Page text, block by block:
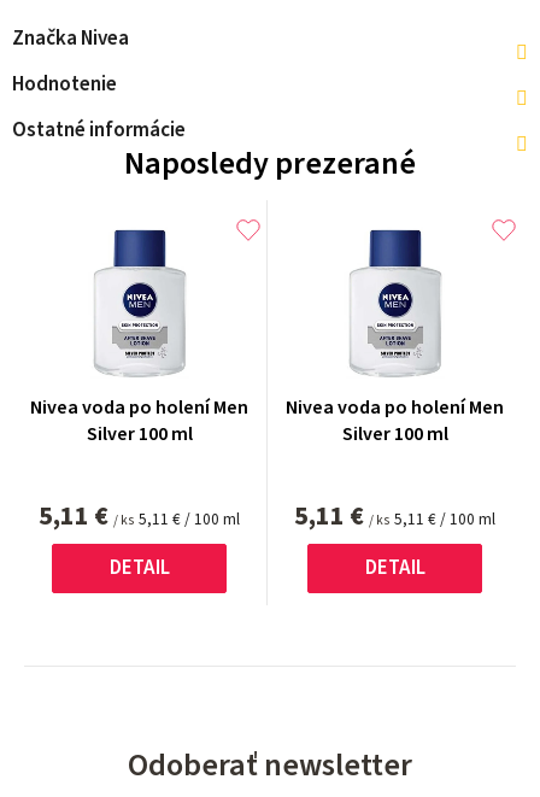
Značka Nivea
Hodnotenie
Ostatné informácie
Naposledy prezerané
Nivea voda po holení Men
Silver 100 ml
5,11 € / ks Jednotková
cena:
5,11 € / 100 ml
DETAIL
Nivea voda po holení Men
Silver 100 ml
5,11 € / ks Jednotková
cena:
5,11 € / 100 ml
DETAIL
Odoberať newsletter